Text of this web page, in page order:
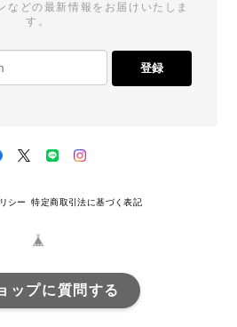
などの最新情報をお届けいたしま
す。
登録
シー 特定商取引法に基づく表記
ップに質問する